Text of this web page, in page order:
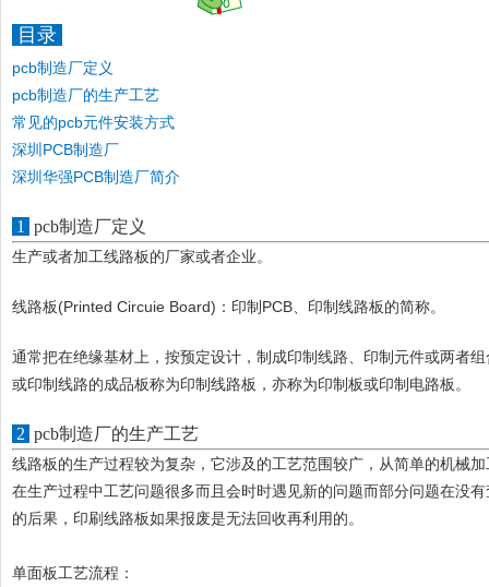
目录
pcb制造厂定义
pcb制造厂的生产工艺
常见的pcb元件安装方式
深圳PCB制造厂
深圳华强PCB制造厂简介
1 pcb制造厂定义
生产或者加工线路板的厂家或者企业。
线路板(Printed Circuie Board)：印制PCB、印制线路板的简称。
通常把在绝缘基材上，按预定设计，制成印制线路、印制元件或两者
或印制线路的成品板称为印制线路板，亦称为印制板或印制电路板。
2 pcb制造厂的生产工艺
线路板的生产过程较为复杂，它涉及的工艺范围较广，从简单的机械
在生产过程中工艺问题很多而且会时时遇见新的问题而部分问题在没
的后果，印刷线路板如果报废是无法回收再利用的。
单面板工艺流程：